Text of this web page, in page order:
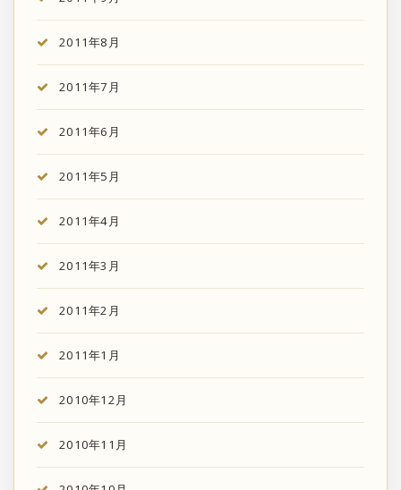
2011年8月
2011年7月
2011年6月
2011年5月
2011年4月
2011年3月
2011年2月
2011年1月
2010年12月
2010年11月